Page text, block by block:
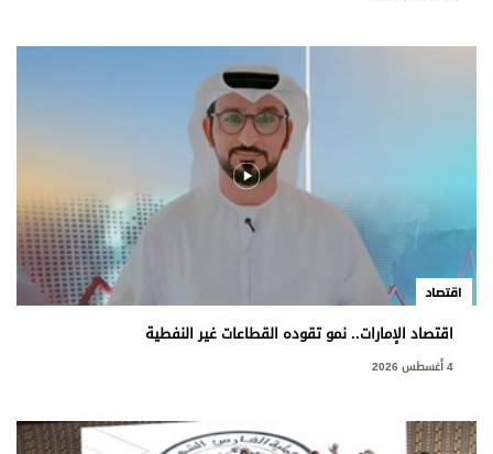
اقتصاد
اقتصاد الإمارات.. نمو تقوده القطاعات غير النفطية
4 أغسطس 2026